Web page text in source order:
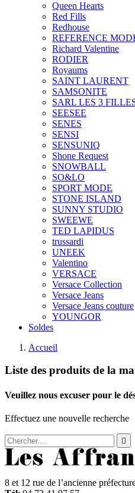
Queen Hearts
Red Fills
Redhouse
REFERENCE
Richard Valentine
RODIER
Royaums
SAINT LAURENT
SAMSONITE
SARL LES 3
SEESEE
SENES
SENSI
SENSUNIQ
Shone Request
SNOWBALL
SO&LO
SPORT MODE
STONE ISLAND
SUNNY STUDIO
SWEEWE
TED LAPIDUS
trussardi
UNEEK
Valentino
VERSACE
Versace Collection
Versace Jeans
Versace Jeans couture
YOUNGOR
Soldes
Accueil
Liste des produits de la
Veuillez nous excuser pour le
Effectuez une nouvelle recherche

8 et 12 rue de l’ancienne